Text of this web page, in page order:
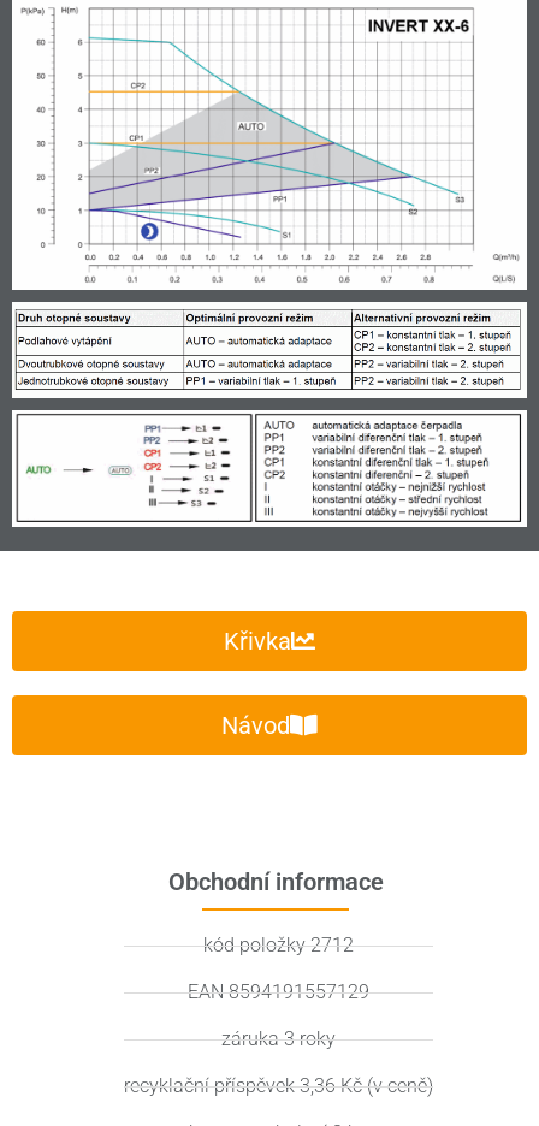
Křivka
Návod
Obchodní informace
kód položky 2712
EAN 8594191557129
záruka 3 roky
recyklační příspěvek 3,36 Kč (v ceně)